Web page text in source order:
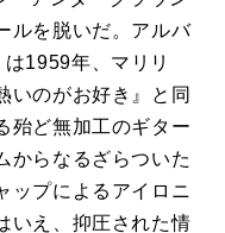
ルを脱いだ。アルバ
1959年、マリリ
いのがお好き』と同
殆ど無加工のギター
からなるざらついた
ップによるアイロニ
いえ、抑圧された情